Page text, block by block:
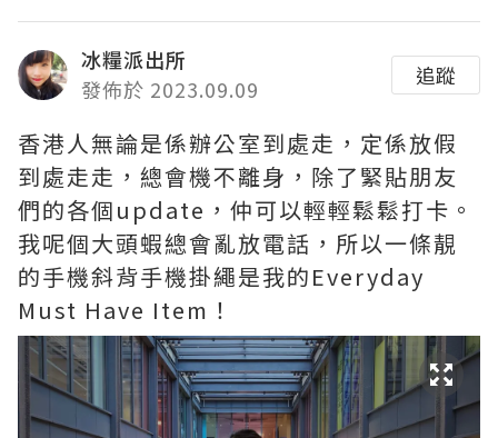
冰糧派出所
發佈於 2023.09.09
追蹤
香港人無論是係辦公室到處走，定係放假
到處走走，總會機不離身，除了緊貼朋友
們的各個update，仲可以輕輕鬆鬆打卡。
我呢個大頭蝦總會亂放電話，所以一條靚
的手機斜背手機掛繩是我的Everyday
Must Have Item！